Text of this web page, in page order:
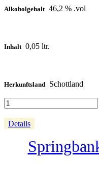
Alkoholgehalt 46,2 % .vol
Inhalt 0,05 ltr.
Herkunftsland Schottland
Details